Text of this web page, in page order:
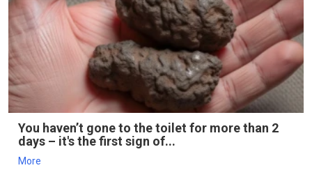
You haven’t gone to the toilet for more than 2
days – it's the first sign of...
More